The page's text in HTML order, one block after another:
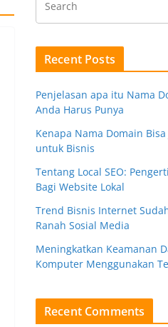
Recent Posts
Penjelasan apa itu Nama
Anda Harus Punya
Kenapa Nama Domain
untuk Bisnis
Tentang Local SEO:
Bagi Website Lokal
Trend Bisnis Internet
Ranah Sosial Media
Meningkatkan Keamanan
Komputer Menggunakan
Recent Comments